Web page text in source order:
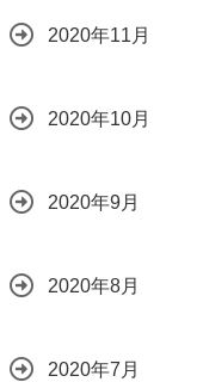
2020年11月
2020年10月
2020年9月
2020年8月
2020年7月